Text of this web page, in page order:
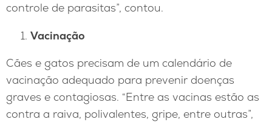
controle de parasitas”, contou.
Vacinação
Cães e gatos precisam de um calendário de
vacinação adequado para prevenir doenças
graves e contagiosas. “Entre as vacinas estão as
contra a raiva, polivalentes, gripe, entre outras”,